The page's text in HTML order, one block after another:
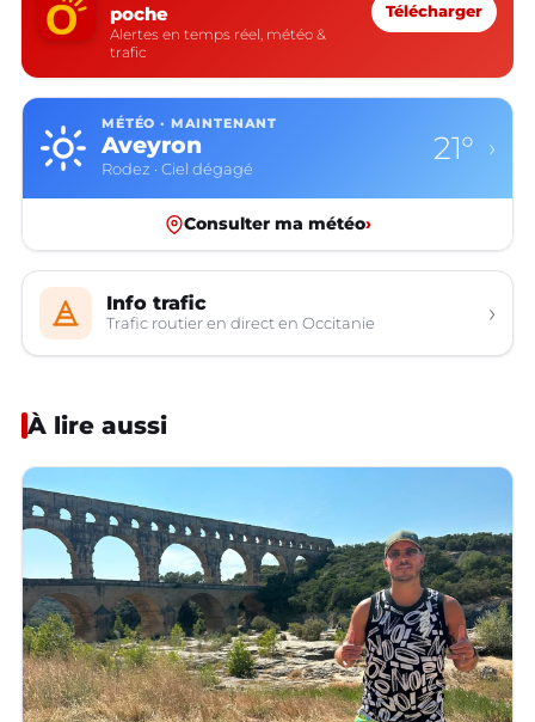
poche
Alertes en temps réel, météo &
trafic
Télécharger
MÉTÉO · MAINTENANT
Aveyron
Rodez · Ciel dégagé
21° ›
Consulter ma météo›
Info trafic
Trafic routier en direct en Occitanie ›
À lire aussi